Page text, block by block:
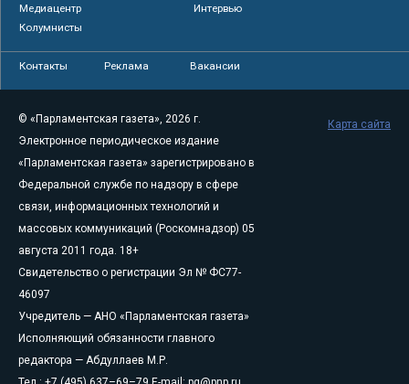
Медиацентр
Интервью
Колумнисты
Контакты Реклама Вакансии
© «Парламентская газета», 2026 г.
Электронное периодическое издание
«Парламентская газета» зарегистрировано в
Федеральной службе по надзору в сфере
связи, информационных технологий и
массовых коммуникаций (Роскомнадзор) 05
августа 2011 года. 18+
Свидетельство о регистрации Эл № ФС77-
46097
Учредитель — АНО «Парламентская газета»
Исполняющий обязанности главного
редактора — Абдуллаев М.Р.
Карта сайта